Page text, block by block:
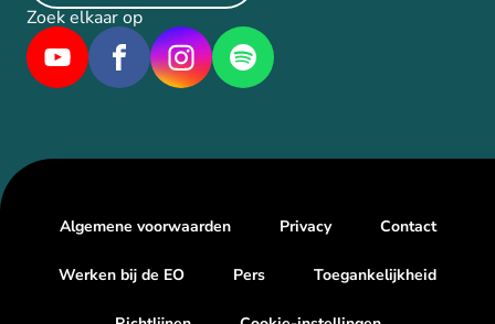
Zoek elkaar op
Algemene voorwaarden Privacy Contact
Werken bij de EO Pers Toegankelijkheid